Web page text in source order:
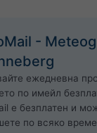
-
ежедневна
по имейл
е безплатен и
по всяко